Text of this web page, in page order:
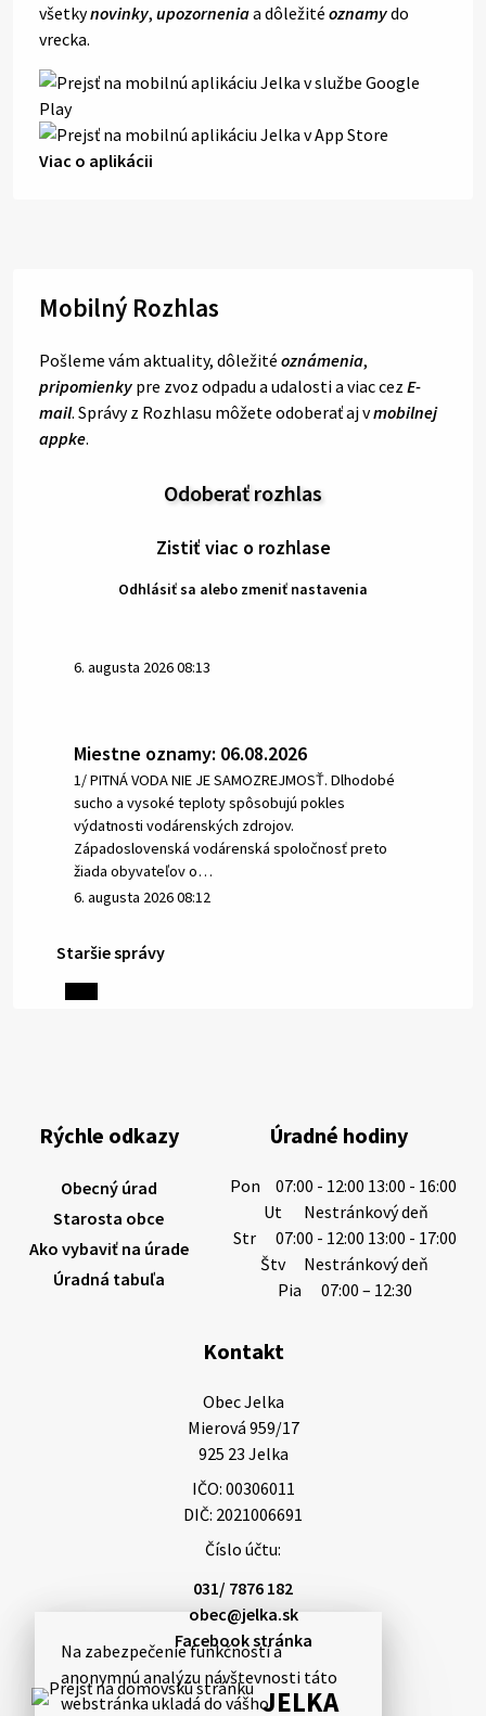
Na zabezpečenie funkčnosti a
anonymnú analýzu návštevnosti táto
webstránka ukladá do vášho
všetkynovinky, upozorneniaa dôležité oznamydo
vrecka.
Viac o aplikácii
Mobilný Rozhlas
Pošleme vám aktuality, dôležité oznámenia,
pripomienky pre zvoz odpadu a udalosti a viac cez E-
mail. Správy z Rozhlasu môžete odoberať aj vmobilnej
appke.
Odoberať rozhlas
Zistiť viac o rozhlase
Odhlásiť sa alebo zmeniť nastavenia
6. augusta 2026 08:13
Miestne oznamy: 06.08.2026
1/ PITNÁ VODA NIE JE SAMOZREJMOSŤ. Dlhodobé
sucho a vysoké teploty spôsobujú pokles
výdatnosti vodárenských zdrojov.
Západoslovenská vodárenská spoločnosť preto
žiada obyvateľov o…
6. augusta 2026 08:12
5. augusta 2026 13:10
hlbokým zármutkom Vám oznamujeme, že vo veku
73 rokov nás opustila Irena Tanková, rodená
5. augusta 2026 12:59
3. augusta 2026 08:45
Smútočné oznamy: 03.08.2026 1/ Vážení obyvatelia!S
hlbokým zármutkom Vám oznamujeme, že vo veku
84 rokov nás opustil Ján Letusek. Pohreb zosnulého
bude dňa 4.08.2026 v utorok 10.00…
3. augusta 2026 08:44
Smútočný oznam: 31.07.2026
Vážení obyvatelia!S hlbokým zármutkom Vám
Staršie správy
JELKA
Rýchle odkazy
Obecný úrad
Starosta obce
Ako vybaviť na úrade
Úradná tabuľa
Úradné hodiny
Pon
07:00 - 12:00 13:00 - 16:00
Ut
Nestránkový deň
Str
07:00 - 12:00 13:00 - 17:00
Štv
Nestránkový deň
Pia
07:00 – 12:30
Kontakt
Obec Jelka
Mierová 959/17
925 23 Jelka
IČO: 00306011
DIČ: 2021006691
Číslo účtu:
031/ 7876 182
obec@jelka.sk
Facebook stránka